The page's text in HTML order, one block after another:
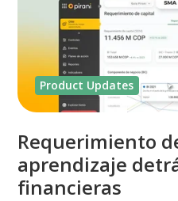
Requerimiento
aprendizaje
financieras
Product Updates